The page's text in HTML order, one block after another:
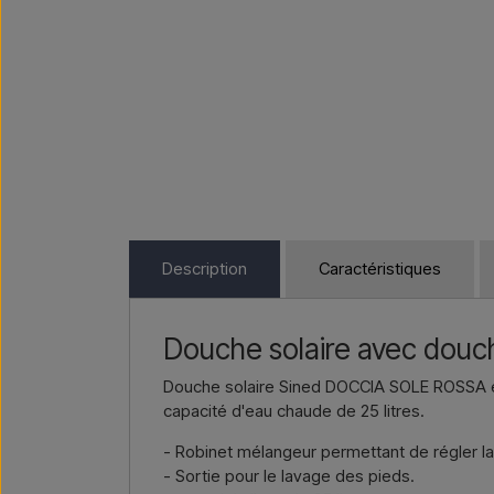
Description Caractéristiques
Douche solaire avec
Douche solaire Sined DOCCIA SOLE
capacité d'eau chaude de 25 litres.
- Robinet mélangeur permettant de régler
- Sortie pour le lavage des pieds.